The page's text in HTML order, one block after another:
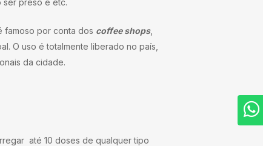
ser preso e etc.
famoso por conta dos coffee shops,
O uso é totalmente liberado no país,
da cidade.
até 10 doses de qualquer tipo